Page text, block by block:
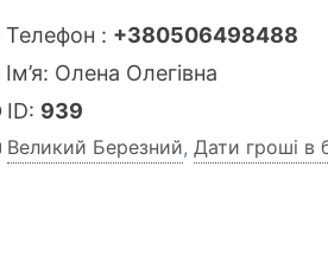
Телефон : +380506498488
Ім’я: Олена Олегівна
ID: 939
Великий Березний, Дати гроші в